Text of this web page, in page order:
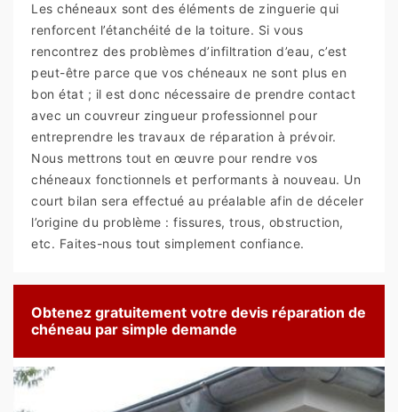
Les chéneaux sont des éléments de zinguerie qui
renforcent l’étanchéité de la toiture. Si vous
rencontrez des problèmes d’infiltration d’eau, c’est
peut-être parce que vos chéneaux ne sont plus en
bon état ; il est donc nécessaire de prendre contact
avec un couvreur zingueur professionnel pour
entreprendre les travaux de réparation à prévoir.
Nous mettrons tout en œuvre pour rendre vos
chéneaux fonctionnels et performants à nouveau. Un
court bilan sera effectué au préalable afin de déceler
l’origine du problème : fissures, trous, obstruction,
etc. Faites-nous tout simplement confiance.
Obtenez gratuitement votre devis réparation de
chéneau par simple demande